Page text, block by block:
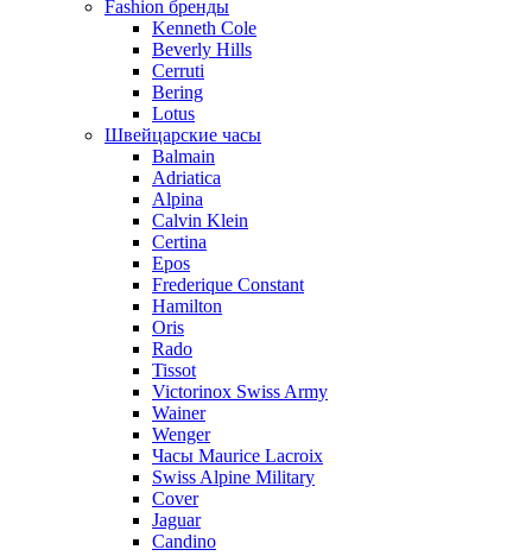
Fashion бренды
Kenneth Cole
Beverly Hills
Cerruti
Bering
Lotus
Швейцарские часы
Balmain
Adriatica
Alpina
Calvin Klein
Certina
Epos
Frederique Constant
Hamilton
Oris
Rado
Tissot
Victorinox Swiss Army
Wainer
Wenger
Часы Maurice Lacroix
Swiss Alpine Military
Cover
Jaguar
Candino